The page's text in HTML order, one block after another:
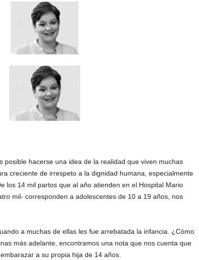
posible hacerse una idea de la realidad que viven muchas
creciente de irrespeto a la dignidad humana, especialmente
los 14 mil partos que al año atienden en el Hospital Mario
mil- corresponden a adolescentes de 10 a 19 años, nos
a muchas de ellas les fue arrebatada la infancia. ¿Cómo
más adelante, encontramos una nota que nos cuenta que
a su propia hija de 14 años.